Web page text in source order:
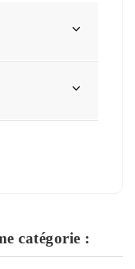
catégorie :